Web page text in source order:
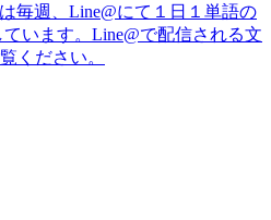
毎週、Line@にて１日１単語の
います。Line@で配信される文
ください。